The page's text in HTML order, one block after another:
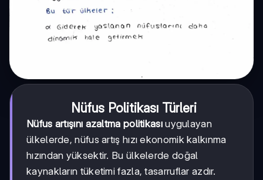
Nüfus Politikası Türleri
Nüfus artışını azaltma politikasıuygulayan
ülkelerde, nüfus artış hızı ekonomik kalkınma
hızından yüksektir. Bu ülkelerde doğal
kaynakların tüketimi fazla, tasarruflar azdır.